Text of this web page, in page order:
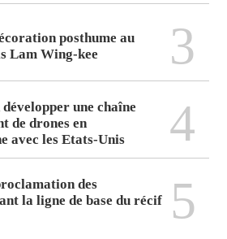
posthume au
Lam Wing-kee
3
une chaîne
de drones en
avec les Etats-Unis
4
des
la ligne de base du récif
5